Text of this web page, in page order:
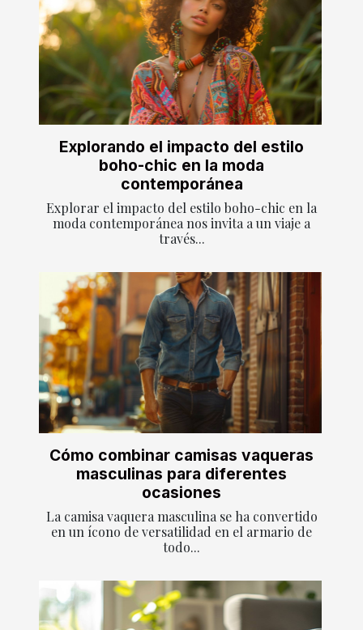
Explorando el impacto del estilo
boho-chic en la moda
contemporánea
Explorar el impacto del estilo boho-chic en la
moda contemporánea nos invita a un viaje a
través...
Cómo combinar camisas vaqueras
masculinas para diferentes
ocasiones
La camisa vaquera masculina se ha convertido
en un ícono de versatilidad en el armario de
todo...